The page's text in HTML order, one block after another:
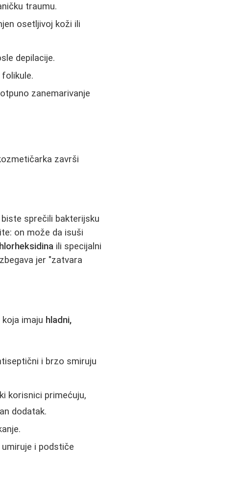
traumu.
osetljivoj koži ili
depilacije.
zanemarivanje
završi
biste sprečili bakterijsku
on može da isuši
hlorheksidina ili specijalni
jer "zatvara
imaju hladni,
i brzo smiruju
korisnici primećuju,
dodatak.
i podstiče